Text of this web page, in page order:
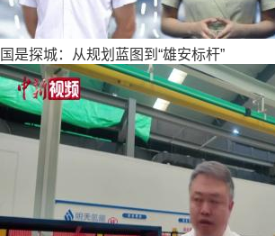
国是探城：从规划蓝图到“雄安标杆”